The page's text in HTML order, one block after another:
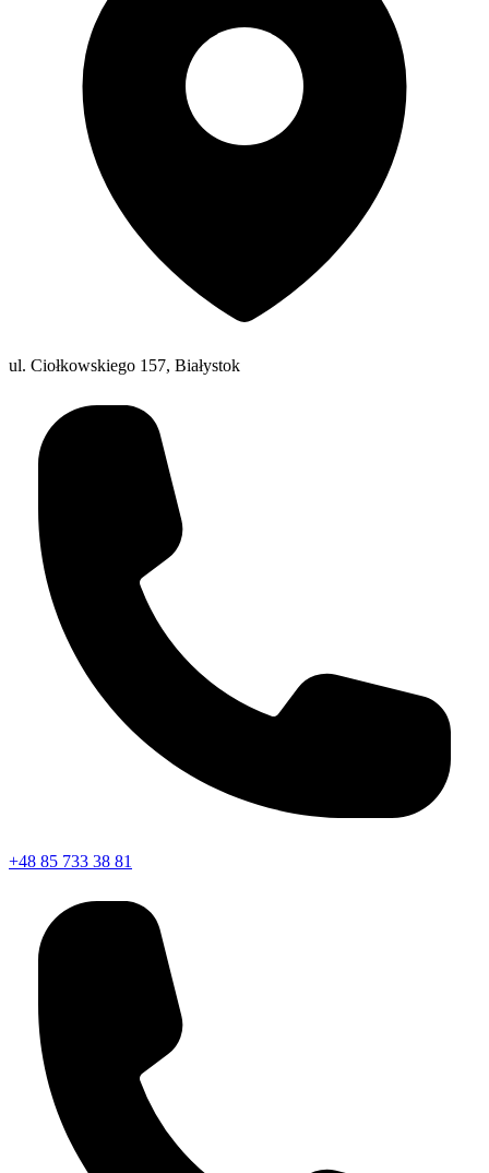
ul. Ciołkowskiego 157, Białystok
+48 85 733 38 81